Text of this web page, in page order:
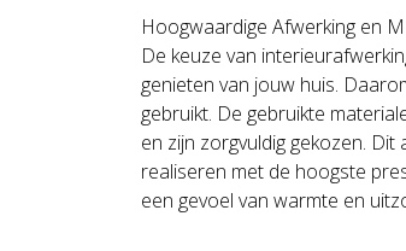
Hoogwaardige Afwerking en
De keuze van
genieten van jouw huis.
gebruikt. De gebruikte
en zijn zorgvuldig gekozen.
realiseren met de hoogste
een gevoel van warmte en